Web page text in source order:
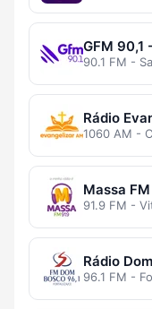
GFM 90,1
90.1 FM -
Rádio
1060 AM -
Massa
91.9 FM -
Rádio
96.1 FM -